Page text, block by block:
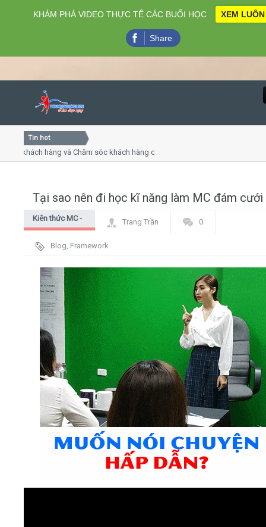
Close
Home
Giới thiệu
Video
Kiến thức
Liên hệ - Đăng ký
Tìm kiếm
Tin hot
hàng và Chăm sóc khách hàng chuyên nghiệp
Tại sao nên đi học kĩ năng làm MC đám cưới
Kiên thức MC -
trình
Trang Trần 0
Blog, Framework
KHÁM PHÁ VIDEO THỰC TẾ CÁC BUỔI HỌC XEM LUÔN
Share